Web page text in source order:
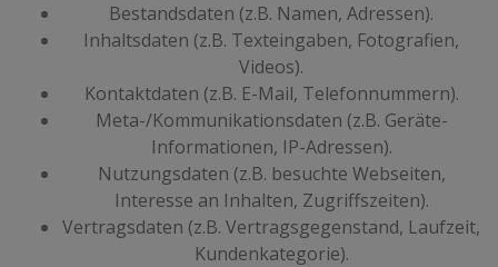
Bestandsdaten (z.B. Namen, Adressen).
Inhaltsdaten (z.B. Texteingaben, Fotografien,
Videos).
Kontaktdaten (z.B. E-Mail, Telefonnummern).
Meta-/Kommunikationsdaten (z.B. Geräte-
Informationen, IP-Adressen).
Nutzungsdaten (z.B. besuchte Webseiten,
Interesse an Inhalten, Zugriffszeiten).
Vertragsdaten (z.B. Vertragsgegenstand, Laufzeit,
Kundenkategorie).